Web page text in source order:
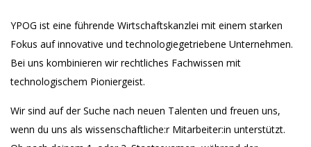
YPOG ist eine führende Wirtschaftskanzlei mit einem starken
Fokus auf innovative und technologiegetriebene Unternehmen.
Bei uns kombinieren wir rechtliches Fachwissen mit
technologischem Pioniergeist.
Wir sind auf der Suche nach neuen Talenten und freuen uns,
wenn du uns als wissenschaftliche:r Mitarbeiter:in unterstützt.